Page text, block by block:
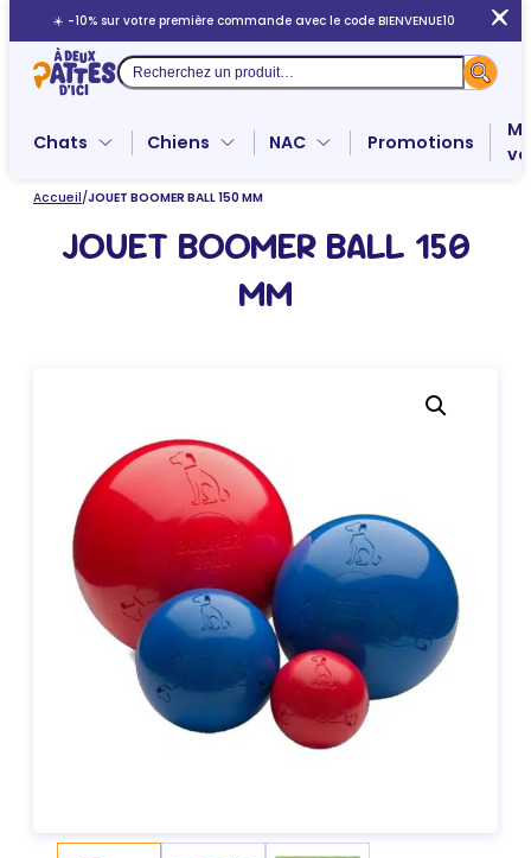
au
contenu
☀️ -10% sur votre première commande avec le code BIENVENUE10
Recherche
Chats Chiens NAC Promotions
Accueil/JOUET BOOMER BALL 150 MM
JOUET BOOMER BALL 150
MM